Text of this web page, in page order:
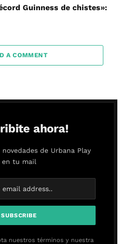
Guinness de chistes»:
A COMMENT
ahora!
de Urbana Play
en tu mail
nuestros términos y nuestra